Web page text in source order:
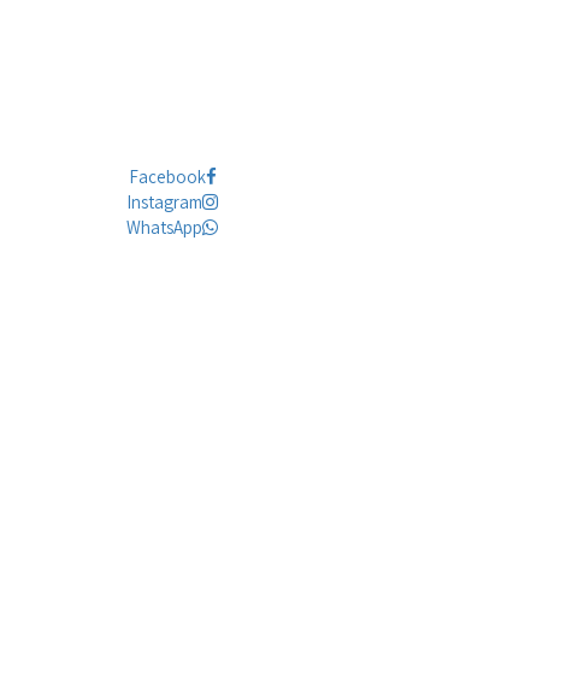
Facebook
Instagram
WhatsApp